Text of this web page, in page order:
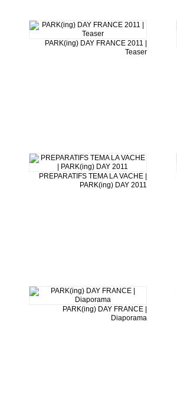
PARK(ing) DAY FRANCE 2011 |
Teaser
PREPARATIFS TEMA LA VACHE |
PARK(ing) DAY 2011
PARK(ing) DAY FRANCE |
Diaporama